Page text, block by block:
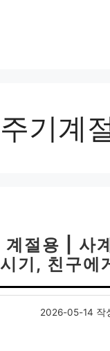
기계
계절용 | 사
기, 친구에
2026-05-14 작